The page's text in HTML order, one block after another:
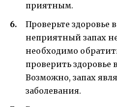
приятным.
Проверьте здоровье
неприятный запах
необходимо
проверить здоровье
Возможно, запах
заболевания.